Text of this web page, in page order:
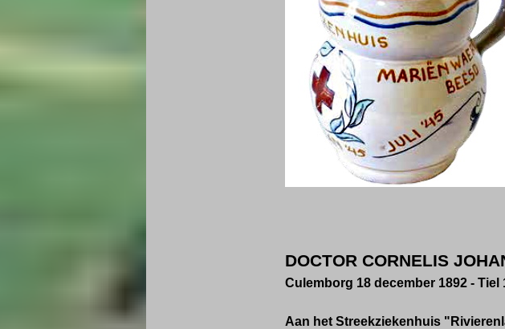
DOCTOR CORNELIS
Culemborg 18 december 1892 - Tiel
Aan het Streekziekenhuis